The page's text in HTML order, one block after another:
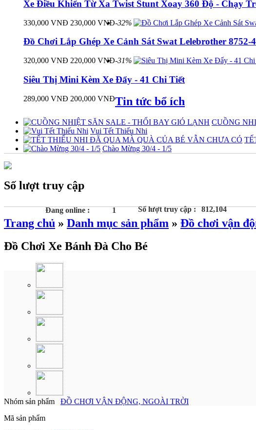
Xe Điều Khiển Từ Xa Twist Stunt Xoay 360 Độ - Chạy
330,000 VNĐ 230,000 VNĐ-32%
Đồ Chơi Lắp Ghép Xe Cảnh Sát Swat Lelebrother 8752-4
320,000 VNĐ 220,000 VNĐ-31%
Siêu Thị Mini Kèm Xe Đẩy - 41 Chi Tiết
289,000 VNĐ 200,000 VNĐTin tức bổ ích
CUỒNG
Vui Tết Thiếu Nhi
Chào Mừng 30/4 - 1/5
Số lượt truy cập
Đang online : 1 Số lượt truy cập : 812,104
Trang chủ » Danh mục sản phẩm » Đồ chơi vận
Đồ Chơi Xe Bánh Đà Cho Bé
Nhóm sản phẩm
ĐỒ CHƠI VẬN ĐỘNG, NGOÀI TRỜI
Mã sản phẩm